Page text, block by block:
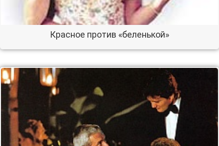
Красное против «беленькой»